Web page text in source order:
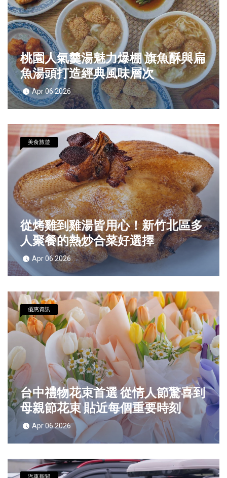
桃園人氣羹湯魅力爆棚 旗魚酥與扁
魚湯頭打造經典風味層次
Apr 06 2026
美食旅遊
從烤雞到雞湯皆用心！新竹北區多
人聚餐的熱炒合菜好選擇
Apr 06 2026
優惠資訊
台中禮物花束首選 從情人節驚喜到
母親節花束 貼近每個重要時刻
Apr 06 2026